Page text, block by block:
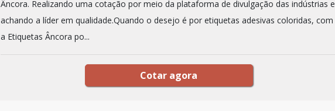
Âncora. Realizando uma cotação por meio da plataforma de divulgação das indústrias e
achando a líder em qualidade.Quando o desejo é por etiquetas adesivas coloridas, com
a Etiquetas Âncora po...
Cotar agora